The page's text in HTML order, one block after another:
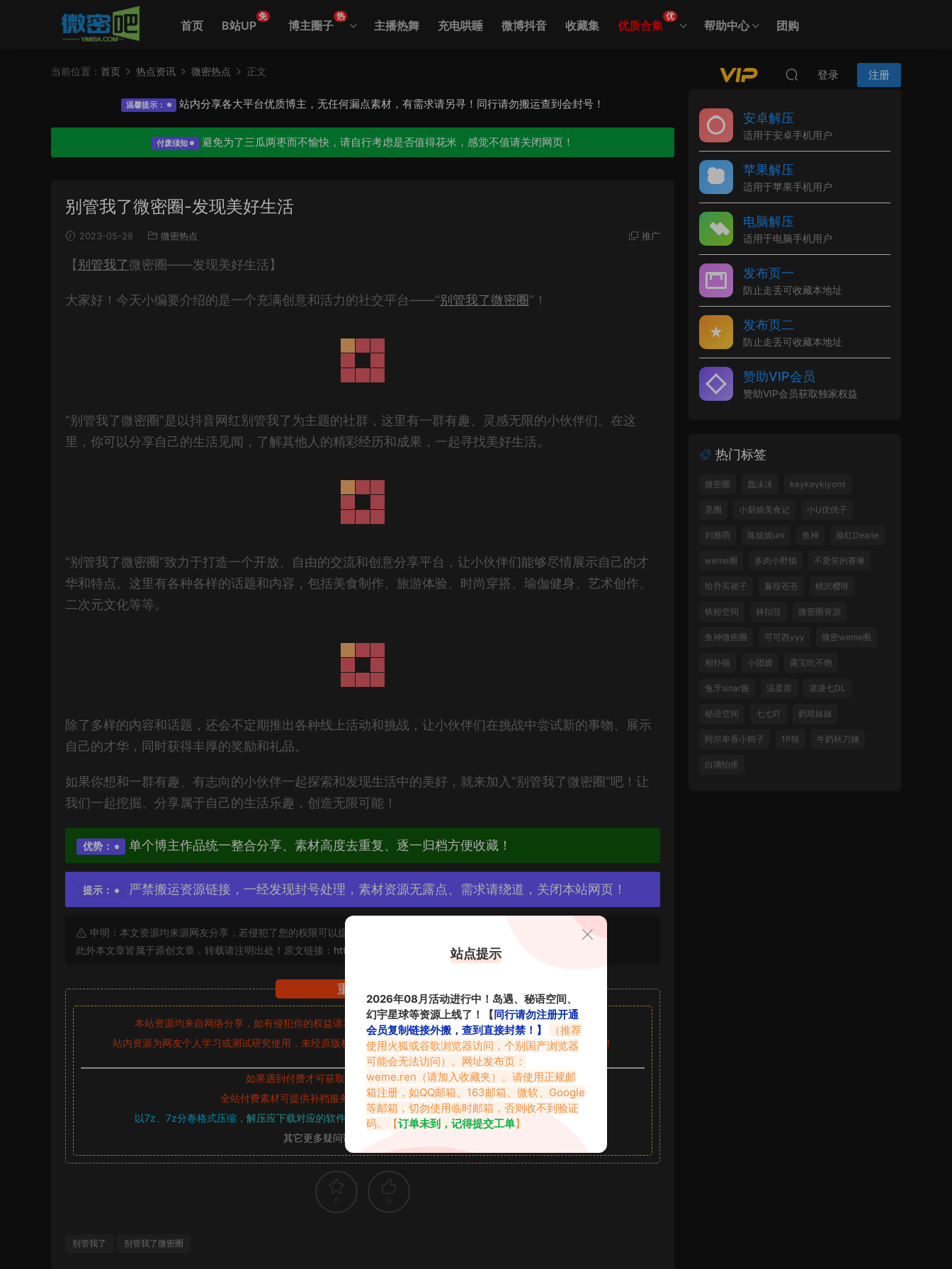
首页 B站UP
免
博主圈子
热
主播热舞 充电哄睡 微博抖音 收藏集 优质合集
优
帮助中心 团购
登录 注册
当前位置： 首页 热点资讯 微密热点 正文
温馨提示： 站内分享各大平台优质博主，无任何漏点素材，有需求请另寻！同行请勿搬运查到会封号！
付废须知 避免为了三瓜两枣而不愉快，请自行考虑是否值得花米，感觉不值请关闭网页！
别管我了微密圈-发现美好生活
2023-05-28 微密热点 推广
【别管我了微密圈——发现美好生活】
大家好！今天小编要介绍的是一个充满创意和活力的社交平台——“别管我了微密圈”！
“别管我了微密圈”是以抖音网红别管我了为主题的社群，这里有一群有趣、灵感无限的小伙伴们。在这
里，你可以分享自己的生活见闻，了解其他人的精彩经历和成果，一起寻找美好生活。
“别管我了微密圈”致力于打造一个开放、自由的交流和创意分享平台，让小伙伴们能够尽情展示自己的才
华和特点。这里有各种各样的话题和内容，包括美食制作、旅游体验、时尚穿搭、瑜伽健身、艺术创作、
二次元文化等等。
除了多样的内容和话题，还会不定期推出各种线上活动和挑战，让小伙伴们在挑战中尝试新的事物、展示
自己的才华，同时获得丰厚的奖励和礼品。
如果你想和一群有趣、有志向的小伙伴一起探索和发现生活中的美好，就来加入“别管我了微密圈”吧！让
我们一起挖掘、分享属于自己的生活乐趣，创造无限可能！
优势： 单个博主作品统一整合分享、素材高度去重复、逐一归档方便收藏！
提示： 严禁搬运资源链接，一经发现封号处理，素材资源无露点、需求请绕道，关闭本站网页！
申明：本文资源均来源网友分享，若侵犯了您的权限可以提交工单处理。
此外本文章皆属于原创文章，转载请注明出处！原文链接： https://abcjyw.com/593.html
重要声明
本站资源均来自网络分享，如有侵犯你的权益请私信留言收到留言后，我们会第一时间进行审核后删除。
站内资源为网友个人学习或测试研究使用，未经原版权作者许可,禁止用于任何商业途径！请在下载24小时内删除！
如果遇到付费才可获取的素材，建议升级对应的VIP。
全站付费素材可提供补档服务
均有备份”， 素材以主流网盘分享。
以7z、7z分卷格式压缩， 解压应下载对应的软件操作，电脑：7-zip；安卓：zarchiver；苹果：解压专家
其它更多疑问请查看站内帮助中心！
别管我了 别管我了微密圈
安卓解压
适用于安卓手机用户
苹果解压
适用于苹果手机用户
电脑解压
适用于电脑手机用户
发布页一
防止走丢可收藏本地址
发布页二
防止走丢可收藏本地址
赞助VIP会员
赞助VIP会员获取独家权益
热门标签
微密圈 蠢沫沫 keykeykiyomi
觅圈 小厨娘美食记 小U优优子
刘雅萌 陈妮妮uni 鱼神 脸红Dearie
weme圈 多肉小野猫 不爱笑的赛琳
给乔买裙子 蒹葭苍苍 桃沢樱呀
铁粉空间 林扣弦 微密圈资源
鱼神微密圈 可可西yyy 微密weme圈
相扑猫 小团嫂 露宝吃不饱
兔牙sinar酱 温柔苗 凌凌七DL
秘语空间 七七吖 奶瑶妹妹
阿尔卑香小狗子 1P狼 牛奶秋刀姨
白璃怕疼
站点提示
2026年08月活动进行中！岛遇、秘语空间、
幻宇星球等资源上线了！【同行请勿注册开通
会员复制链接外搬，查到直接封禁！】
（推荐
使用火狐或谷歌浏览器访问，个别国产浏览器
可能会无法访问）。网址发布页：
weme.ren （请加入收藏夹）。请使用正规邮
箱注册，如QQ邮箱、163邮箱、微软、Google
等邮箱，切勿使用临时邮箱，否则收不到验证
码。【订单未到，记得提交工单】